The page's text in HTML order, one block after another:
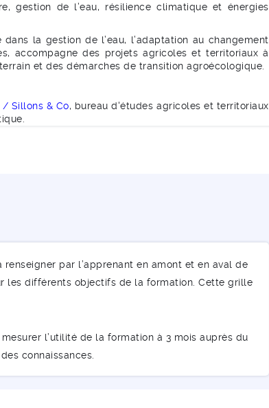
gestion de l’eau, résilience climatique et énergies
la gestion de l’eau, l’adaptation au changement
accompagne des projets agricoles et territoriaux à
et des démarches de transition agroécologique.
/ Sillons & Co, bureau d'études agricoles et territoriaux
par l’apprenant en amont et en aval de
les différents objectifs de la formation. Cette grille
l’utilité de la formation à 3 mois auprès du
connaissances.